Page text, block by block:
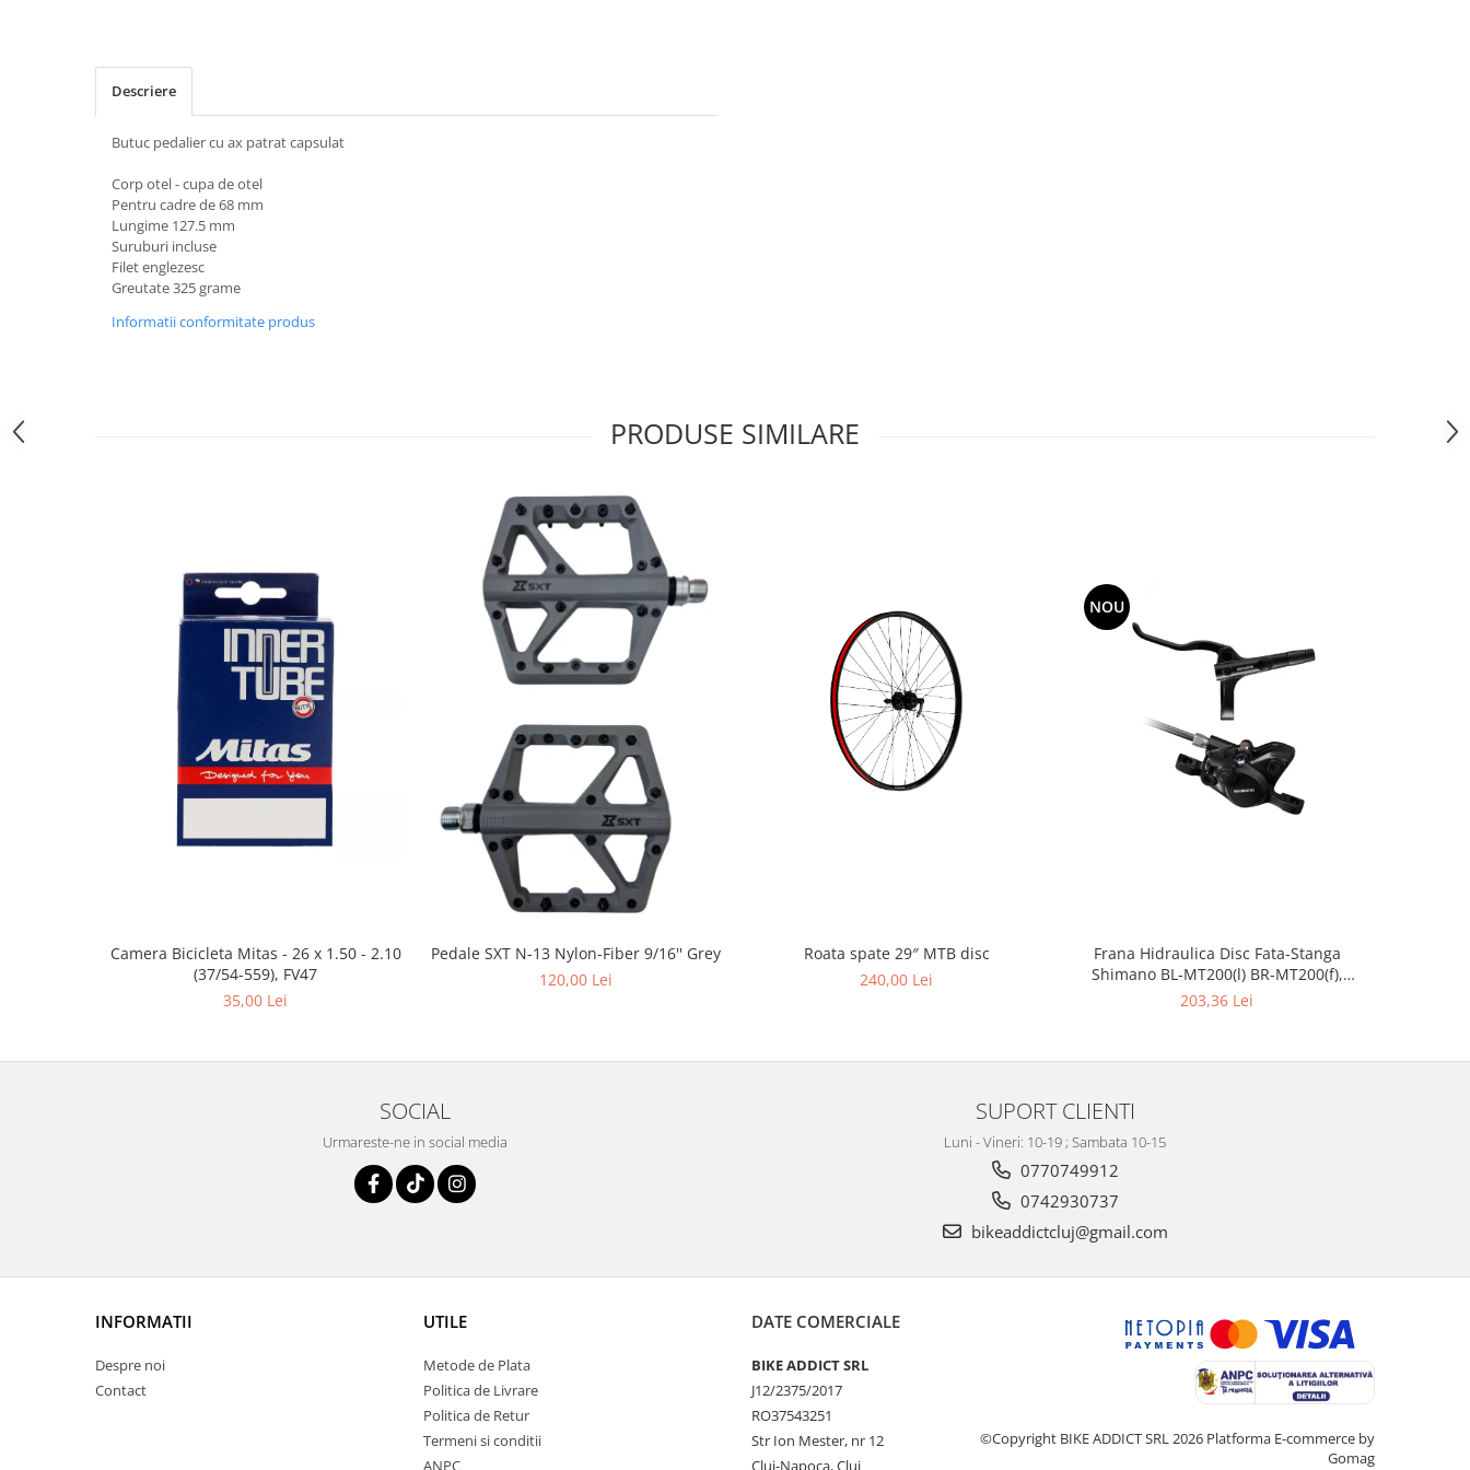
Schimbatoare viteze
Scule bicicleta
Descriere
Butuc pedalier cu ax patrat capsulat
Corp otel - cupa de otel
Pentru cadre de 68 mm
Lungime 127.5 mm
Suruburi incluse
Filet englezesc
Greutate 325 grame
Informatii conformitate produs
PRODUSE SIMILARE
Camera Bicicleta Mitas - 26 x 1.50 - 2.10
(37/54-559), FV47
35,00 Lei
Pedale SXT N-13 Nylon-Fiber 9/16'' Grey
120,00 Lei
Roata spate 29″ MTB disc
240,00 Lei
NOU
Frana Hidraulica Disc Fata-Stanga
Shimano BL-MT200(l) BR-MT200(f),
Conducta 1000mm
203,36 Lei
SOCIAL
Urmareste-ne in social media
SUPORT CLIENTI
Luni - Vineri: 10-19 ; Sambata 10-15
0770749912
0742930737
bikeaddictcluj@gmail.com
INFORMATII
Despre noi
Contact
UTILE
Metode de Plata
Politica de Livrare
Politica de Retur
Termeni si conditii
ANPC
DATE COMERCIALE
BIKE ADDICT SRL
J12/2375/2017
RO37543251
Str Ion Mester, nr 12
Cluj-Napoca, Cluj
©Copyright BIKE ADDICT SRL 2026 Platforma E-commerce by
Gomag